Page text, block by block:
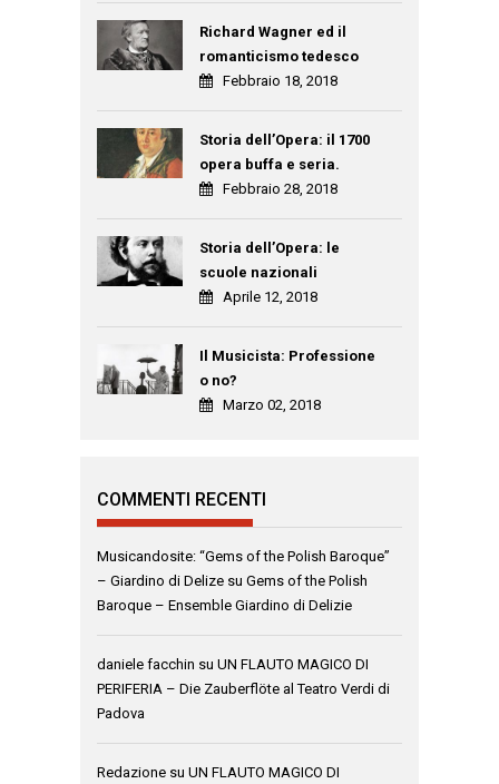
Richard Wagner ed il
romanticismo tedesco
Febbraio 18, 2018
Storia dell’Opera: il 1700
opera buffa e seria.
Febbraio 28, 2018
Storia dell’Opera: le
scuole nazionali
Aprile 12, 2018
Il Musicista: Professione
o no?
Marzo 02, 2018
COMMENTI RECENTI
Musicandosite: “Gems of the Polish Baroque”
– Giardino di Delize su Gems of the Polish
Baroque – Ensemble Giardino di Delizie
daniele facchin su UN FLAUTO MAGICO DI
PERIFERIA – Die Zauberflöte al Teatro Verdi di
Padova
Redazione su UN FLAUTO MAGICO DI